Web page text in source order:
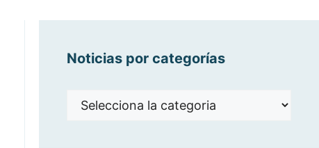
Noticias por categorías
Noticias